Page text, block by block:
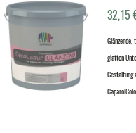
32,15
glatten
Gestaltung